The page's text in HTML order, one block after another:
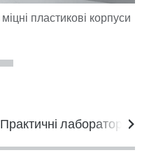
Практичні лабораторні